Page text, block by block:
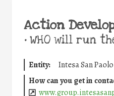
Action
•WHO will run
Entity: Intesa San Paolo
How can you get in